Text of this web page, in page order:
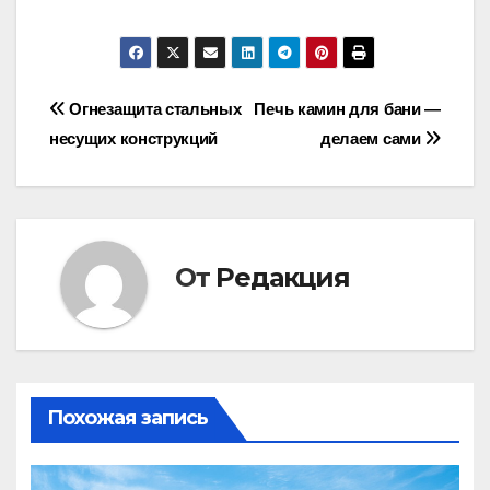
Навигация
по
Печь камин для бани —
делаем сами
Огнезащита стальных
несущих конструкций
От Редакция
Похожая запись